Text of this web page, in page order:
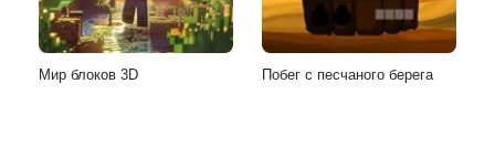
Мир блоков 3D Побег с песчаного берега